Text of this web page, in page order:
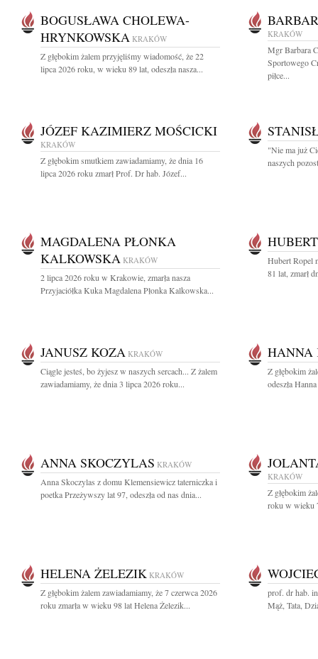
BOGUSŁAWA CHOLEWA-
HRYNKOWSKA KRAKÓW
Z głębokim żalem przyjęliśmy wiadomość, że 22
lipca 2026 roku, w wieku 89 lat, odeszła nasza...
KRAKÓW
Mgr Barbara
Sportowego
piłce...
JÓZEF KAZIMIERZ MOŚCICKI
KRAKÓW
Z głębokim smutkiem zawiadamiamy, że dnia 16
lipca 2026 roku zmarł Prof. Dr hab. Józef...
"Nie ma już
naszych
MAGDALENA PŁONKA
KALKOWSKA KRAKÓW
2 lipca 2026 roku w Krakowie, zmarła nasza
Przyjaciółka Kuka Magdalena Płonka Kalkowska...
Hubert Ropel
81 lat, zmarł
JANUSZ KOZA KRAKÓW
Ciągle jesteś, bo żyjesz w naszych sercach... Z żalem
zawiadamiamy, że dnia 3 lipca 2026 roku...
HANNA
Z głębokim
odeszła
ANNA SKOCZYLAS KRAKÓW
Anna Skoczylas z domu Klemensiewicz taterniczka i
poetka Przeżywszy lat 97, odeszła od nas dnia...
KRAKÓW
Z głębokim
roku w wieku
HELENA ŻELEZIK KRAKÓW
Z głębokim żalem zawiadamiamy, że 7 czerwca 2026
roku zmarła w wieku 98 lat Helena Żelezik...
prof. dr hab.
Mąż, Tata,